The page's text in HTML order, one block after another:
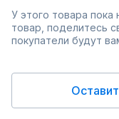
У этого товара пока
товар, поделитесь
покупатели будут